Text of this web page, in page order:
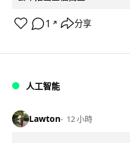
1 ↗ 分享
人工智能
Lawton 12 小時